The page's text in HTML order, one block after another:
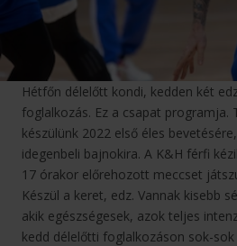
Hétfőn délelőtt kondi, kedden két
foglalkozás. Ez a csapat programja.
készülünk 2022 első éles
idegenbeli bajnokira. A K&H férfi
17 órakor előrehozott meccset
Készül a keret, edz. Vannak kisebb
akik egészségesek, azok teljes
kedd délelőtti foglalkozáson sok-